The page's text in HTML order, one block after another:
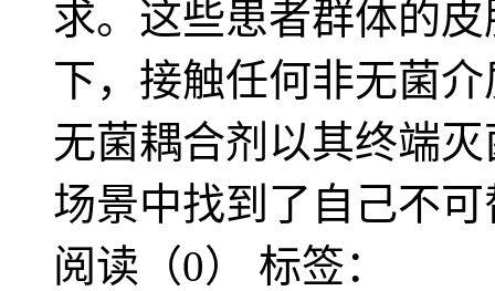
求。这些患者群体的
下，接触任何非无菌
无菌耦合剂以其终端
场景中找到了自己不
阅读（0） 标签：